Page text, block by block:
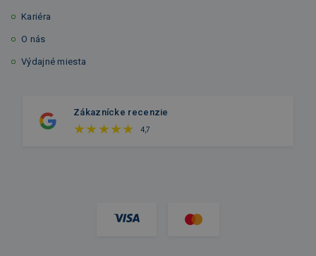
Kariéra
O nás
Výdajné miesta
Zákaznícke recenzie
4,7